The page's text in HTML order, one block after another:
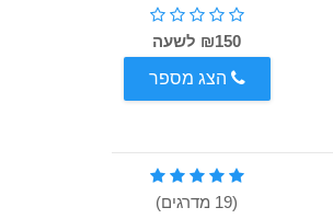
₪150 לשעה
הצג מספר
(19 מדרגים)